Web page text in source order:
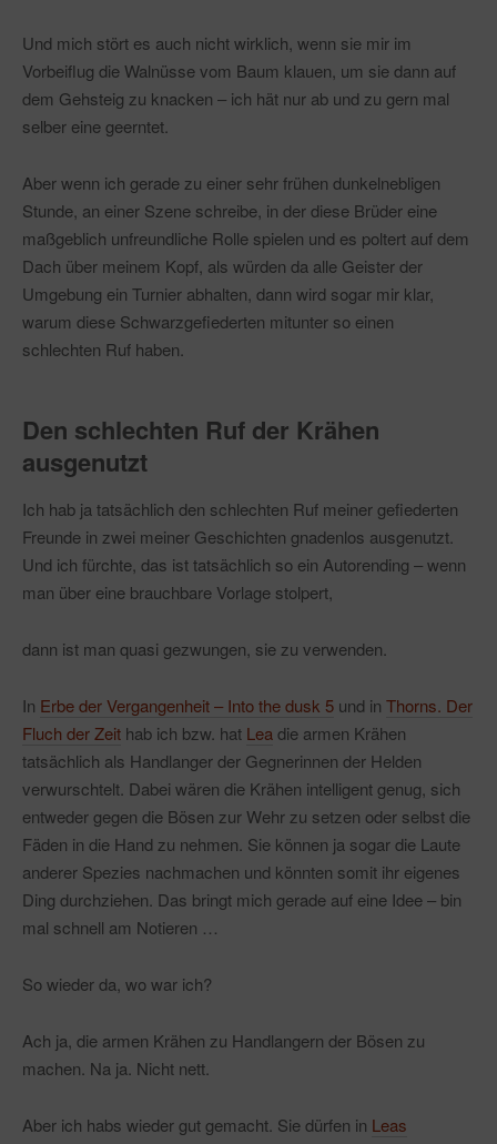
Und mich stört es auch nicht wirklich, wenn sie mir im
Vorbeiflug die Walnüsse vom Baum klauen, um sie dann auf
dem Gehsteig zu knacken – ich hät nur ab und zu gern mal
selber eine geerntet.
Aber wenn ich gerade zu einer sehr frühen dunkelnebligen
Stunde, an einer Szene schreibe, in der diese Brüder eine
maßgeblich unfreundliche Rolle spielen und es poltert auf dem
Dach über meinem Kopf, als würden da alle Geister der
Umgebung ein Turnier abhalten, dann wird sogar mir klar,
warum diese Schwarzgefiederten mitunter so einen
schlechten Ruf haben.
Den schlechten Ruf der Krähen
ausgenutzt
Ich hab ja tatsächlich den schlechten Ruf meiner gefiederten
Freunde in zwei meiner Geschichten gnadenlos ausgenutzt.
Und ich fürchte, das ist tatsächlich so ein Autorending – wenn
man über eine brauchbare Vorlage stolpert,
dann ist man quasi gezwungen, sie zu verwenden.
In Erbe der Vergangenheit – Into the dusk 5 und in Thorns. Der
Fluch der Zeit hab ich bzw. hat Leadie armen Krähen
tatsächlich als Handlanger der Gegnerinnen der Helden
verwurschtelt. Dabei wären die Krähen intelligent genug, sich
entweder gegen die Bösen zur Wehr zu setzen oder selbst die
Fäden in die Hand zu nehmen. Sie können ja sogar die Laute
anderer Spezies nachmachen und könnten somit ihr eigenes
Ding durchziehen. Das bringt mich gerade auf eine Idee – bin
mal schnell am Notieren …
So wieder da, wo war ich?
Ach ja, die armen Krähen zu Handlangern der Bösen zu
machen. Na ja. Nicht nett.
Aber ich habs wieder gut gemacht. Sie dürfen in Leas